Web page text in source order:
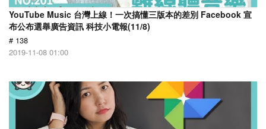
YouTube Music 台灣上線！一次搞懂三版本的差別 Facebook 宣
布公布選舉廣告資訊 科技小電報(11/8)
# 138
2019-11-08 01:00